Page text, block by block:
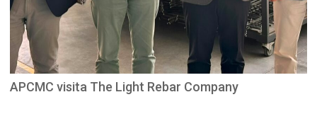
APCMC visita The Light Rebar Company